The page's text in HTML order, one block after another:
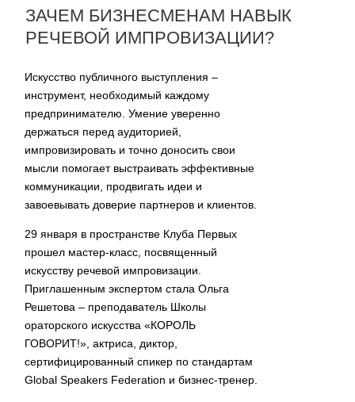
ЗАЧЕМ БИЗНЕСМЕНАМ НАВЫК
РЕЧЕВОЙ ИМПРОВИЗАЦИИ?
Искусство публичного выступления –
инструмент, необходимый каждому
предпринимателю. Умение уверенно
держаться перед аудиторией,
импровизировать и точно доносить свои
мысли помогает выстраивать эффективные
коммуникации, продвигать идеи и
завоевывать доверие партнеров и клиентов.
29 января в пространстве Клуба Первых
прошел мастер-класс, посвященный
искусству речевой импровизации.
Приглашенным экспертом стала Ольга
Решетова – преподаватель Школы
ораторского искусства «КОРОЛЬ
ГОВОРИТ!», актриса, диктор,
сертифицированный спикер по стандартам
Global Speakers Federation и бизнес-тренер.